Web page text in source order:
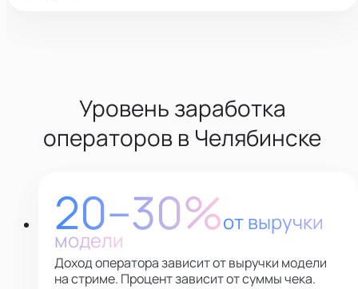
Уровень заработка
операторов в Челябинске
20–30%от выручки
модели
Доход оператора зависит от выручки модели
на стриме. Процент зависит от суммы чека.